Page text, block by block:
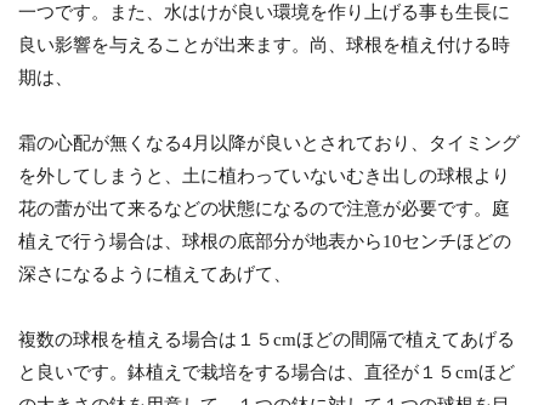
一つです。また、水はけが良い環境を作り上げる事も生長に
良い影響を与えることが出来ます。尚、球根を植え付ける時
期は、
霜の心配が無くなる4月以降が良いとされており、タイミング
を外してしまうと、土に植わっていないむき出しの球根より
花の蕾が出て来るなどの状態になるので注意が必要です。庭
植えで行う場合は、球根の底部分が地表から10センチほどの
深さになるように植えてあげて、
複数の球根を植える場合は１５cmほどの間隔で植えてあげる
と良いです。鉢植えで栽培をする場合は、直径が１５cmほど